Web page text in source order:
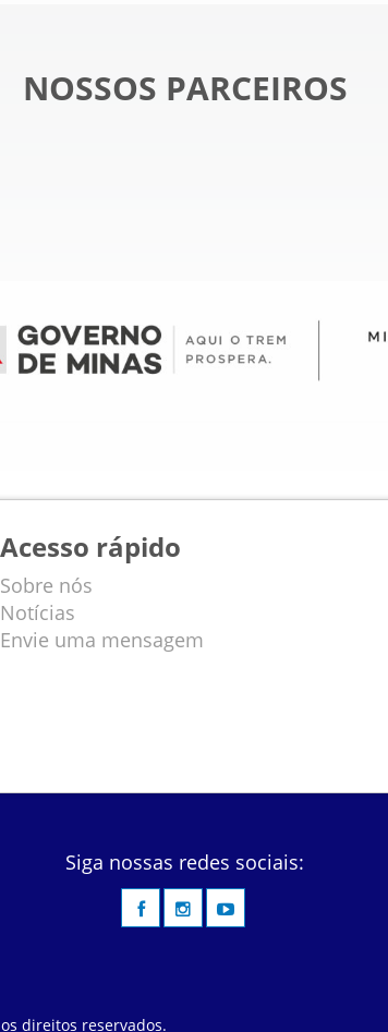
NOSSOS PARCEIROS
Acesso rápido
Sobre nós
Notícias
Envie uma mensagem
Siga nossas redes sociais:
direitos reservados.